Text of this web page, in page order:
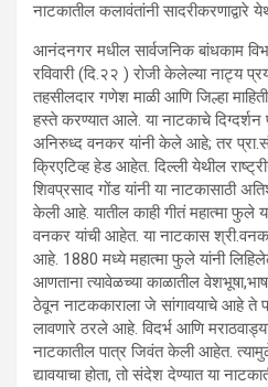
नाटकातील कलावंतांनी
आनंदनगर मधील सार्वजनिक बांधकाम
रविवारी (दि.२२ ) रोजी केलेल्या नाट्य
तहसीलदार गणेश माळी आणि जिल्हा
हस्ते करण्यात आले. या नाटकाचे
अनिरुध्द वनकर यांनी केले आहे; तर
क्रिएटिव्ह हेड आहेत. दिल्ली येथील
शिवप्रसाद गोंड यांनी या नाटकासाठी
केली आहे. यातील काही गीतं महात्मा फुले
वनकर यांची आहेत. या नाटकास
आहे. 1880 मध्ये महात्मा फुले यांनी
आणताना त्यावेळच्या काळातील
ठेवून नाटककाराला जे सांगावयाचे आहे ते
लावणारे ठरले आहे. विदर्भ आणि
नाटकातील पात्र जिवंत केली आहेत.
द्यावयाचा होता, तो संदेश देण्यात या